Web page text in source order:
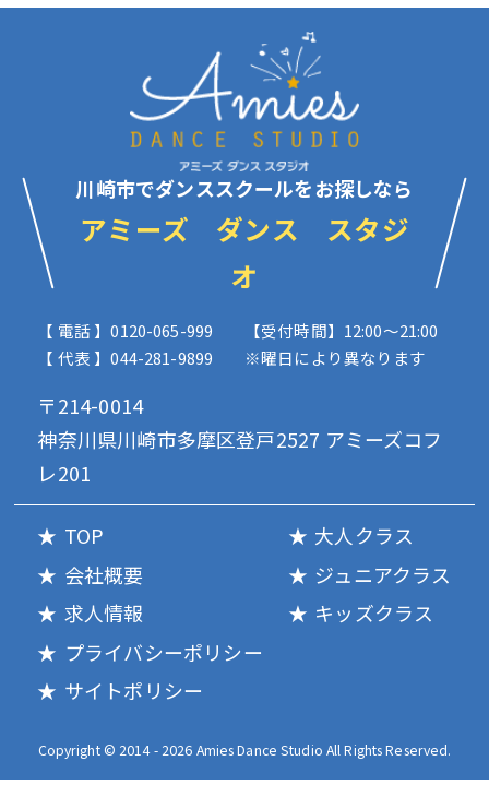
川崎市でダンススクールをお探しなら
アミーズ ダンス スタジ
オ
【 電話 】0120-065-999
【 代表 】044-281-9899
【受付時間】12:00〜21:00
※曜日により異なります
〒214-0014
神奈川県川崎市多摩区登戸2527 アミーズコフ
レ201
TOP
会社概要
求人情報
大人クラス
ジュニアクラス
キッズクラス
プライバシーポリシー
サイトポリシー
Copyright © 2014 - 2026 Amies Dance Studio All Rights Reserved.